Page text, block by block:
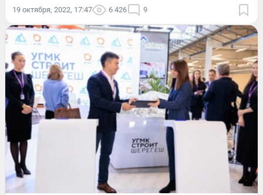
19 октября, 2022, 17:47 6 426 9